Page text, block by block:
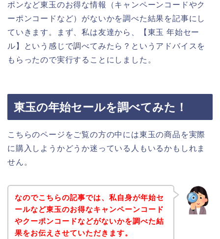
ポンなど東玉のお得な情報（キャンペーンコードやク
ーポンコードなど）がないかを調べた結果を記事にし
ていきます。まず、私は友達から、【東玉 年始セー
ル】という感じで調べてみたら？というアドバイスを
もらったので実行することにしました。
東玉の年始セールを調べてみた！
こちらのページをご覧の方の中には東玉の商品を実際
に購入しようかどうか迷っている人もいるかもしれま
せん。
なのでこちらの記事では、私自身が年始セ
ールなど東玉のお得なキャンペーンコード
やクーポンコードなどがないかを調べた結
果をお伝えさせていただきます。